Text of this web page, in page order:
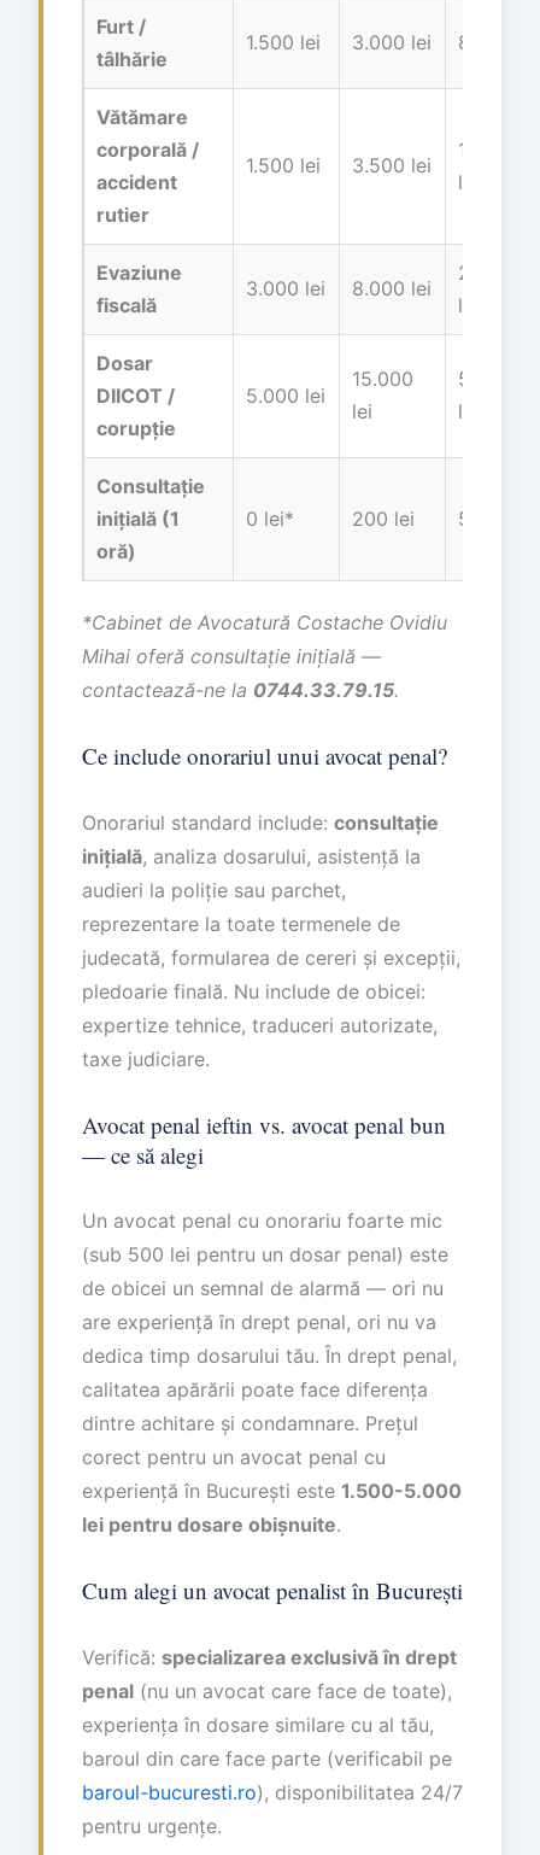
Furt /
tâlhărie
1.500 lei 3.000 lei 8.000 lei
Vătămare
corporală /
accident
rutier
1.500 lei 3.500 lei
10.000
lei
Evaziune
fiscală
3.000 lei 8.000 lei
25.000
lei
Dosar
DIICOT /
corupție
5.000 lei
15.000
lei
50.000+
lei
Consultație
inițială (1
oră)
0 lei* 200 lei 500 lei
*Cabinet de Avocatură Costache Ovidiu
Mihai oferă consultație inițială —
contactează-ne la 0744.33.79.15.
Ce include onorariul unui avocat penal?
Onorariul standard include: consultație
inițială, analiza dosarului, asistență la
audieri la poliție sau parchet,
reprezentare la toate termenele de
judecată, formularea de cereri și excepții,
pledoarie finală. Nu include de obicei:
expertize tehnice, traduceri autorizate,
taxe judiciare.
Avocat penal ieftin vs. avocat penal bun
— ce să alegi
Un avocat penal cu onorariu foarte mic
(sub 500 lei pentru un dosar penal) este
de obicei un semnal de alarmă — ori nu
are experiență în drept penal, ori nu va
dedica timp dosarului tău. În drept penal,
calitatea apărării poate face diferența
dintre achitare și condamnare. Prețul
corect pentru un avocat penal cu
experiență în București este 1.500-5.000
lei pentru dosare obișnuite.
Cum alegi un avocat penalist în București
Verifică: specializarea exclusivă în drept
penal (nu un avocat care face de toate),
experiența în dosare similare cu al tău,
baroul din care face parte (verificabil pe
baroul-bucuresti.ro), disponibilitatea 24/7
pentru urgențe.